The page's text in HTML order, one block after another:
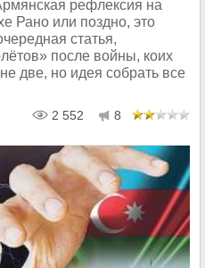
рефлексия на
Рано или поздно, это
статья,
после войны, коих
две, но идея собрать все
2 552 8